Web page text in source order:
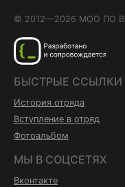
© 2012—2026 МОО ПО
БЫСТРЫЕ ССЫЛКИ
История отряда
Вступление в отряд
Фотоальбом
МЫ В СОЦСЕТЯХ
Вконтакте